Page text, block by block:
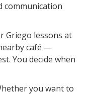
communication
Griego lessons at
café —
You decide when
you want to